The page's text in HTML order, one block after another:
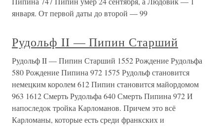
января. От первой даты до второй — 99
Рудольф II — Пипин Старший
Рудольф II — Пипин Старший 1552 Рождение Рудольфа
580 Рождение Пипина 972 1575 Рудольф становится
немецким королем 612 Пипин становится майордомом
963 1612 Смерть Рудольфа 640 Смерть Пипина 972 И
напоследок тройка Карломанов. Причем это всё
Карломаны, которые есть среди франкских и